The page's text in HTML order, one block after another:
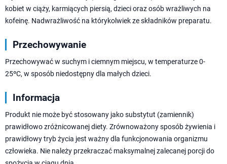
kobiet w ciąży, karmiących piersią, dzieci oraz osób wrażliwych na
kofeinę. Nadwrażliwość na którykolwiek ze składników preparatu.
Przechowywanie
Przechowywać w suchym i ciemnym miejscu, w temperaturze 0-
25ºC, w sposób niedostępny dla małych dzieci.
Informacja
Produkt nie może być stosowany jako substytut (zamiennik)
prawidłowo zróżnicowanej diety. Zrównoważony sposób żywienia i
prawidłowy tryb życia jest ważny dla funkcjonowania organizmu
człowieka. Nie należy przekraczać maksymalnej zalecanej porcji do